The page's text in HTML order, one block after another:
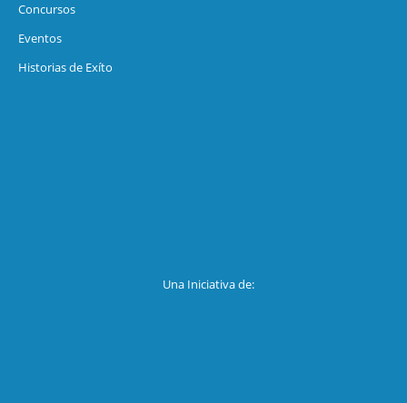
Concursos
Eventos
Historias de Exíto
Una Iniciativa de: